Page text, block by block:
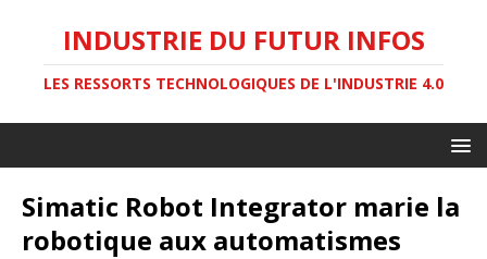
INDUSTRIE DU FUTUR INFOS
LES RESSORTS TECHNOLOGIQUES DE L'INDUSTRIE 4.0
Simatic Robot Integrator marie la
robotique aux automatismes